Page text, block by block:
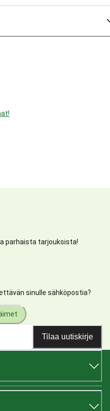
parhaista tarjouksista!
sinulle sähköpostia?
Tilaa uutiskirje